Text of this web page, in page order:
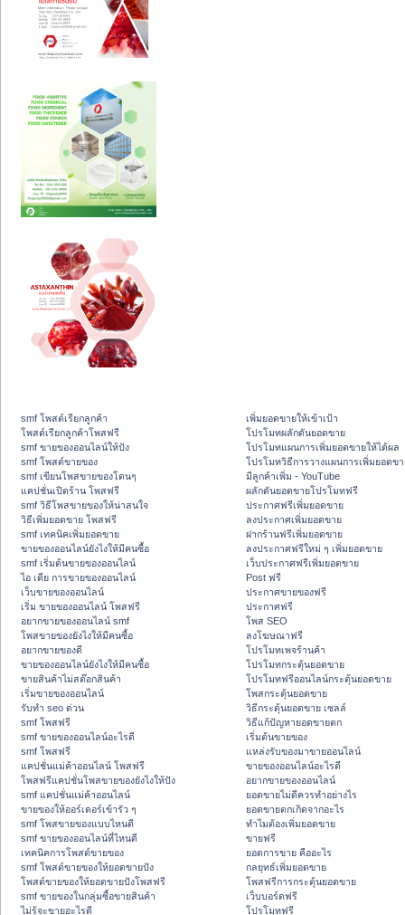
smf โพสต์เรียกลูกค้า
โพสต์เรียกลูกค้าโพสฟรี
smf ขายของออนไลน์ให้ปัง
smf โพสต์ขายของ
smf เขียนโพสขายของโดนๆ
แคปชั่นเปิดร้าน โพสฟรี
smf วิธีโพสขายของให้น่าสนใจ
วิธีเพิ่มยอดขาย โพสฟรี
smf เทคนิคเพิ่มยอดขาย
ขายของออนไลน์ยังไงให้มีคนซื้อ
smf เริ่มต้นขายของออนไลน์
ไอ เดีย การขายของออนไลน์
เว็บขายของออนไลน์
เริ่ม ขายของออนไลน์ โพสฟรี
อยากขายของออนไลน์ smf
โพสขายของยังไงให้มีคนซื้อ
อยากขายของดี
ขายของออนไลน์ยังไงให้มีคนซื้อ
ขายสินค้าไม่สต๊อกสินค้า
เริ่มขายของออนไลน์
รับทำ seo ด่วน
smf โพสฟรี
smf ขายของออนไลน์อะไรดี
smf โพสฟรี
แคปชั่นแม่ค้าออนไลน์ โพสฟรี
โพสฟรีแคปชั่นโพสขายของยังไงให้ปัง
smf แคปชั่นแม่ค้าออนไลน์
ขายของให้ออร์เดอร์เข้ารัว ๆ
smf โพสขายของแบบไหนดี
smf ขายของออนไลน์ที่ไหนดี
เทคนิคการโพสต์ขายของ
smf โพสต์ขายของให้ยอดขายปัง
โพสต์ขายของให้ยอดขายปังโพสฟรี
smf ขายของในกลุ่มซื้อขายสินค้า
ไม่รู้จะขายอะไรดี
เพิ่มยอดขายให้เข้าเป้า
โปรโมทผลักดันยอดขาย
โปรโมทแผนการเพิ่มยอดขายให้ได้ผล
โปรโมทวิธีการวางแผนการเพิ่มยอดข
มีลูกค้าเพิ่ม - YouTube
ผลักดันยอดขายโปรโมทฟรี
ประกาศฟรีเพิ่มยอดขาย
ลงประกาศเพิ่มยอดขาย
ฝากร้านฟรีเพิ่มยอดขาย
ลงประกาศฟรีใหม่ ๆ เพิ่มยอดขาย
เว็บประกาศฟรีเพิ่มยอดขาย
Post ฟรี
ประกาศขายของฟรี
ประกาศฟรี
โพส SEO
ลงโฆษณาฟรี
โปรโมทเพจร้านค้า
โปรโมทกระตุ้นยอดขาย
โปรโมทฟรีออนไลน์กระตุ้นยอดขาย
โพสกระตุ้นยอดขาย
วิธีกระตุ้นยอดขาย เซลล์
วิธีแก้ปัญหายอดขายตก
เริ่มต้นขายของ
แหล่งรับของมาขายออนไลน์
ขายของออนไลน์อะไรดี
อยากขายของออนไลน์
ยอดขายไม่ดีควรทำอย่างไร
ยอดขายตกเกิดจากอะไร
ทำไมต้องเพิ่มยอดขาย
ขายฟรี
ยอดการขาย คืออะไร
กลยุทธ์เพิ่มยอดขาย
โพสฟรีการกระตุ้นยอดขาย
เว็บบอร์ดฟรี
โปรโมทฟรี